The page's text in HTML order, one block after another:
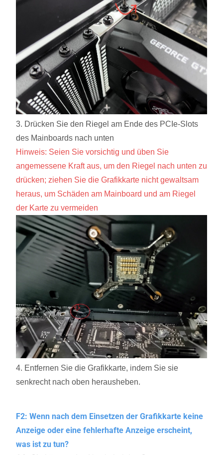
3. Drücken Sie den Riegel am Ende des PCIe-Slots
des Mainboards nach unten
Hinweis: Seien Sie vorsichtig und üben Sie
angemessene Kraft aus, um den Riegel nach unten zu
drücken; ziehen Sie die Grafikkarte nicht gewaltsam
heraus, um Schäden am Mainboard und am Riegel
der Karte zu vermeiden
4. Entfernen Sie die Grafikkarte, indem Sie sie
senkrecht nach oben herausheben.
F2: Wenn nach dem Einsetzen der Grafikkarte keine
Anzeige oder eine fehlerhafte Anzeige erscheint,
was ist zu tun?